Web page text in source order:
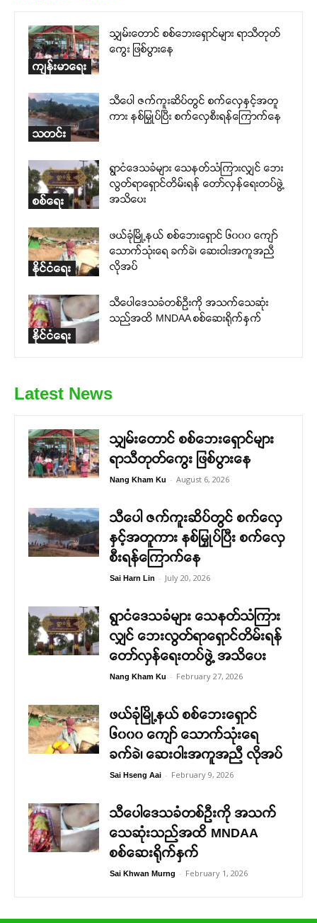
ကျန်းမာရေး
သျှမ်းတောင် စစ်ဘေးရှောင်များ ရာသီတုတ်
ကွေး ဖြစ်ပွားနေ
သတင်း
သီပေါ ဇက်ကူးဆိပ်တွင် စက်လှေနှင့်အတူ
ကား နစ်မြှုပ်ပြီး စက်လှေစီးရန်ကြောက်နေ
စစ်ရေး
ရွာငံဒေသခံများ သေနတ်သံကြားလျှင် ဘေး
လွတ်ရာရှောင်တိမ်းရန် တော်လှန်ရေးတပ်ဖွဲ့
အသိပေး
နိုင်ငံရေး
ဖယ်ခုံမြို့နယ် စစ်ဘေးရှောင် ၆၀၀၀ ကျော်
သောက်သုံးရေ ခက်ခဲ၊ ဆေးဝါးအကူအညီ
လိုအပ်
နိုင်ငံရေး
သီပေါဒေသခံတစ်ဦးကို အသက်သေဆုံး
သည်အထိ MNDAA စစ်ဆေးရိုက်နှက်
Latest News
သျှမ်းတောင် စစ်ဘေးရှောင်များ
ရာသီတုတ်ကွေး ဖြစ်ပွားနေ
Nang Kham Ku - August 6, 2026
သီပေါ ဇက်ကူးဆိပ်တွင် စက်လှေ
နှင့်အတူကား နစ်မြှုပ်ပြီး စက်လှေ
စီးရန်ကြောက်နေ
Sai Harn Lin - July 20, 2026
ရွာငံဒေသခံများ သေနတ်သံကြား
လျှင် ဘေးလွတ်ရာရှောင်တိမ်းရန်
တော်လှန်ရေးတပ်ဖွဲ့ အသိပေး
Nang Kham Ku - February 27, 2026
ဖယ်ခုံမြို့နယ် စစ်ဘေးရှောင်
၆၀၀၀ ကျော် သောက်သုံးရေ
ခက်ခဲ၊ ဆေးဝါးအကူအညီ လိုအပ်
Sai Hseng Aai - February 9, 2026
သီပေါဒေသခံတစ်ဦးကို အသက်
သေဆုံးသည်အထိ MNDAA
စစ်ဆေးရိုက်နှက်
Sai Khwan Murng - February 1, 2026